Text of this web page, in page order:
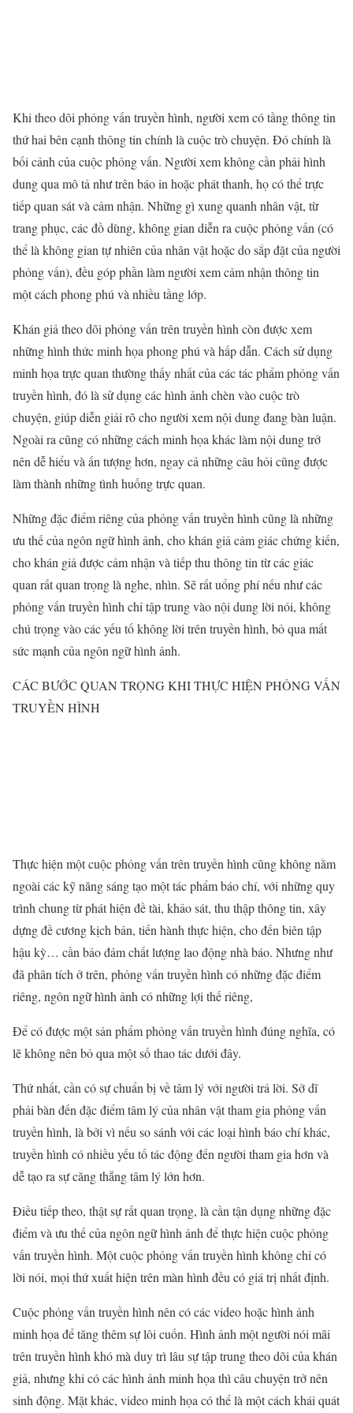
Khi theo dõi phỏng vấn truyền hình, người xem có tầng thông tin
thứ hai bên cạnh thông tin chính là cuộc trò chuyện. Đó chính là
bối cảnh của cuộc phỏng vấn. Người xem không cần phải hình
dung qua mô tả như trên báo in hoặc phát thanh, họ có thể trực
tiếp quan sát và cảm nhận. Những gì xung quanh nhân vật, từ
trang phục, các đồ dùng, không gian diễn ra cuộc phỏng vấn (có
thể là không gian tự nhiên của nhân vật hoặc do sắp đặt của người
phỏng vấn), đều góp phần làm người xem cảm nhận thông tin
một cách phong phú và nhiều tầng lớp.
Khán giả theo dõi phỏng vấn trên truyền hình còn được xem
những hình thức minh họa phong phú và hấp dẫn. Cách sử dụng
minh họa trực quan thường thấy nhất của các tác phẩm phỏng vấn
truyền hình, đó là sử dụng các hình ảnh chèn vào cuộc trò
chuyện, giúp diễn giải rõ cho người xem nội dung đang bàn luận.
Ngoài ra cũng có những cách minh họa khác làm nội dung trở
nên dễ hiểu và ấn tượng hơn, ngay cả những câu hỏi cũng được
làm thành những tình huống trực quan.
Những đặc điểm riêng của phỏng vấn truyền hình cũng là những
ưu thế của ngôn ngữ hình ảnh, cho khán giả cảm giác chứng kiến,
cho khán giả được cảm nhận và tiếp thu thông tin từ các giác
quan rất quan trọng là nghe, nhìn. Sẽ rất uổng phí nếu như các
phỏng vấn truyền hình chỉ tập trung vào nội dung lời nói, không
chú trọng vào các yếu tố không lời trên truyền hình, bỏ qua mất
sức mạnh của ngôn ngữ hình ảnh.
CÁC BƯỚC QUAN TRỌNG KHI THỰC HIỆN PHỎNG VẤN
TRUYỀN HÌNH
Thực hiện một cuộc phỏng vấn trên truyền hình cũng không nằm
ngoài các kỹ năng sáng tạo một tác phẩm báo chí, với những quy
trình chung từ phát hiện đề tài, khảo sát, thu thập thông tin, xây
dựng đề cương kịch bản, tiến hành thực hiện, cho đến biên tập
hậu kỳ… cần bảo đảm chất lượng lao động nhà báo. Nhưng như
đã phân tích ở trên, phỏng vấn truyền hình có những đặc điểm
riêng, ngôn ngữ hình ảnh có những lợi thế riêng,
Để có được một sản phẩm phỏng vấn truyền hình đúng nghĩa, có
lẽ không nên bỏ qua một số thao tác dưới đây.
Thứ nhất, cần có sự chuẩn bị về tâm lý với người trả lời. Sở dĩ
phải bàn đến đặc điểm tâm lý của nhân vật tham gia phỏng vấn
truyền hình, là bởi vì nếu so sánh với các loại hình báo chí khác,
truyền hình có nhiều yếu tố tác động đến người tham gia hơn và
dễ tạo ra sự căng thẳng tâm lý lớn hơn.
Điều tiếp theo, thật sự rất quan trọng, là cần tận dụng những đặc
điểm và ưu thế của ngôn ngữ hình ảnh để thực hiện cuộc phỏng
vấn truyền hình. Một cuộc phỏng vấn truyền hình không chỉ có
lời nói, mọi thứ xuất hiện trên màn hình đều có giá trị nhất định.
Cuộc phỏng vấn truyền hình nên có các video hoặc hình ảnh
minh họa để tăng thêm sự lôi cuốn. Hình ảnh một người nói mãi
trên truyền hình khó mà duy trì lâu sự tập trung theo dõi của khán
giả, nhưng khi có các hình ảnh minh họa thì câu chuyện trở nên
sinh động. Mặt khác, video minh họa có thể là một cách khái quát